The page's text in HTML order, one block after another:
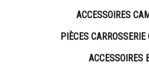
ACCESSOIRES
PIÈCES
ACCESSOIRES